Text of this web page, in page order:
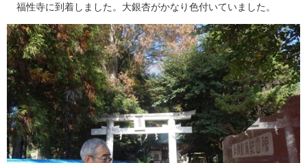
福性寺に到着しました。大銀杏がかなり色付いていました。